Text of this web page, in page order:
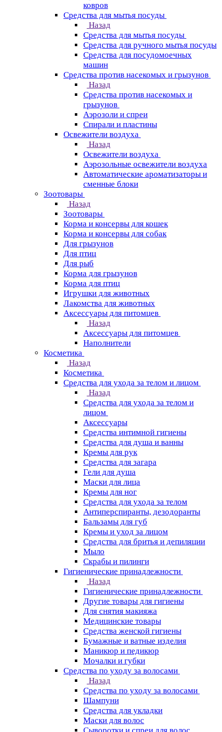
ковров
Средства для мытья посуды
Назад
Средства для мытья посуды
Средства для ручного мытья посуды
Средства для посудомоечных
машин
Средства против насекомых и грызунов
Назад
Средства против насекомых и
грызунов
Аэрозоли и спреи
Спирали и пластины
Освежители воздуха
Назад
Освежители воздуха
Аэрозольные освежители воздуха
Автоматические ароматизаторы и
сменные блоки
Зоотовары
Назад
Зоотовары
Корма и консервы для кошек
Корма и консервы для собак
Для грызунов
Для птиц
Для рыб
Корма для грызунов
Корма для птиц
Игрушки для животных
Лакомства для животных
Аксессуары для питомцев
Назад
Аксессуары для питомцев
Наполнители
Косметика
Назад
Косметика
Средства для ухода за телом и лицом
Назад
Средства для ухода за телом и
лицом
Аксессуары
Средства интимной гигиены
Средства для душа и ванны
Кремы для рук
Средства для загара
Гели для душа
Маски для лица
Кремы для ног
Средства для ухода за телом
Антиперспиранты, дезодоранты
Бальзамы для губ
Кремы и уход за лицом
Средства для бритья и депиляции
Мыло
Скрабы и пилинги
Гигиенические принадлежности
Назад
Гигиенические принадлежности
Другие товары для гигиены
Для снятия макияжа
Медицинские товары
Средства женской гигиены
Бумажные и ватные изделия
Маникюр и педикюр
Мочалки и губки
Средства по уходу за волосами
Назад
Средства по уходу за волосами
Шампуни
Средства для укладки
Маски для волос